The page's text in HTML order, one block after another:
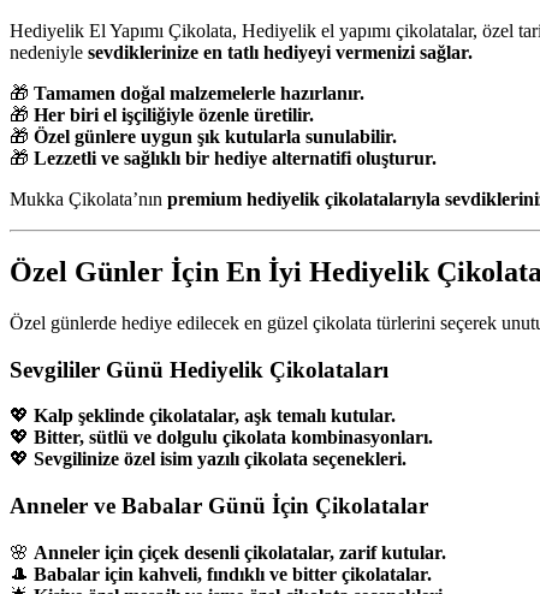
Hediyelik El Yapımı Çikolata, Hediyelik el yapımı çikolatalar, özel
nedeniyle sevdiklerinize en tatlı hediyeyi vermenizi sağlar.
🎁 Tamamen doğal malzemelerle hazırlanır.
🎁 Her biri el işçiliğiyle özenle üretilir.
🎁 Özel günlere uygun şık kutularla sunulabilir.
🎁 Lezzetli ve sağlıklı bir hediye alternatifi oluşturur.
Mukka Çikolata’nın premium hediyelik çikolatalarıyla
Özel Günler İçin En İyi Hediyelik
Özel günlerde hediye edilecek en güzel çikolata türlerini seçerek
Sevgililer Günü Hediyelik Çikolataları
💖 Kalp şeklinde çikolatalar, aşk temalı kutular.
💖 Bitter, sütlü ve dolgulu çikolata kombinasyonları.
💖 Sevgilinize özel isim yazılı çikolata seçenekleri.
Anneler ve Babalar Günü İçin Çikolatalar
🌸 Anneler için çiçek desenli çikolatalar, zarif kutular.
🎩 Babalar için kahveli, fındıklı ve bitter çikolatalar.